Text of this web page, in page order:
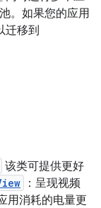
。如果您的应用
迁移到
该类可提供更好
：呈现视频
用消耗的电量更